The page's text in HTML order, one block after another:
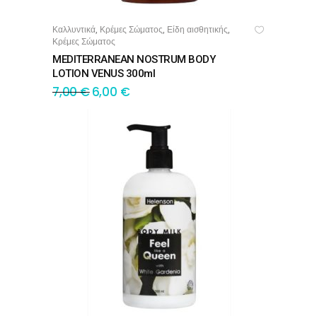
ΠΡΟΣΘΉΚΗ ΣΤΟ ΚΑΛΆΘΙ
Καλλυντικά, Κρέμες Σώματος, Είδη αισθητικής,
Κρέμες Σώματος
MEDITERRANEAN NOSTRUM BODY
LOTION VENUS 300ml
7,00€6,00 €